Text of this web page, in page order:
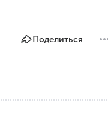
Поделиться